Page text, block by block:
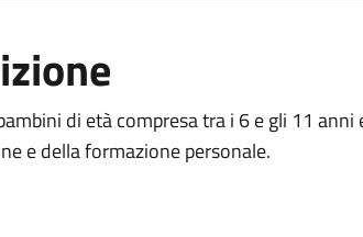
di età compresa tra i 6 e gli 11
e della formazione personale.